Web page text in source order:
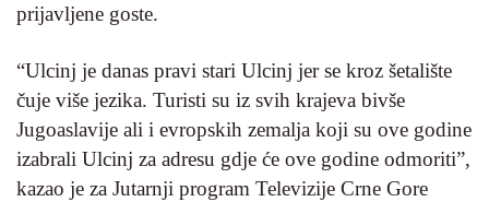
prijavljene goste.
“Ulcinj je danas pravi stari Ulcinj jer se kroz šetalište
čuje više jezika. Turisti su iz svih krajeva bivše
Jugoaslavije ali i evropskih zemalja koji su ove godine
izabrali Ulcinj za adresu gdje će ove godine odmoriti”,
kazao je za Jutarnji program Televizije Crne Gore